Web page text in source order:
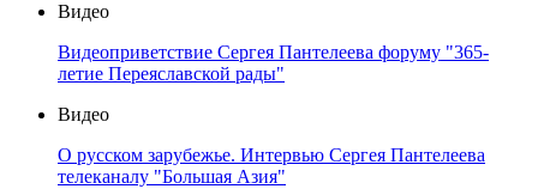
Видео
Видеоприветствие Сергея Пантелеева форуму "365-
летие Переяславской рады"
Видео
О русском зарубежье. Интервью Сергея Пантелеева
телеканалу "Большая Азия"